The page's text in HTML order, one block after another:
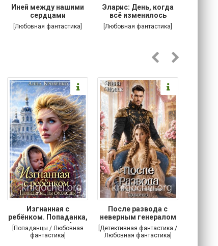
Иней между нашими
сердцами
[Любовная фантастика]
Эларис: День, когда
всё изменилось
[Любовная фантастика]
Изгнанная с
ребёнком. Попаданка,
ты сможешь!
[Попаданцы / Любовная
фантастика]
После развода с
неверным генералом
драконов
[Детективная фантастика /
Любовная фантастика]